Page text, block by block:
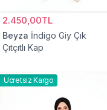
2.450,00TL
Beyza İndigo Giy Çık
Çıtçıtlı Kap
Ücretsiz Kargo